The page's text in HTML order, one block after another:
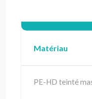
Matériau
PE-HD teinté